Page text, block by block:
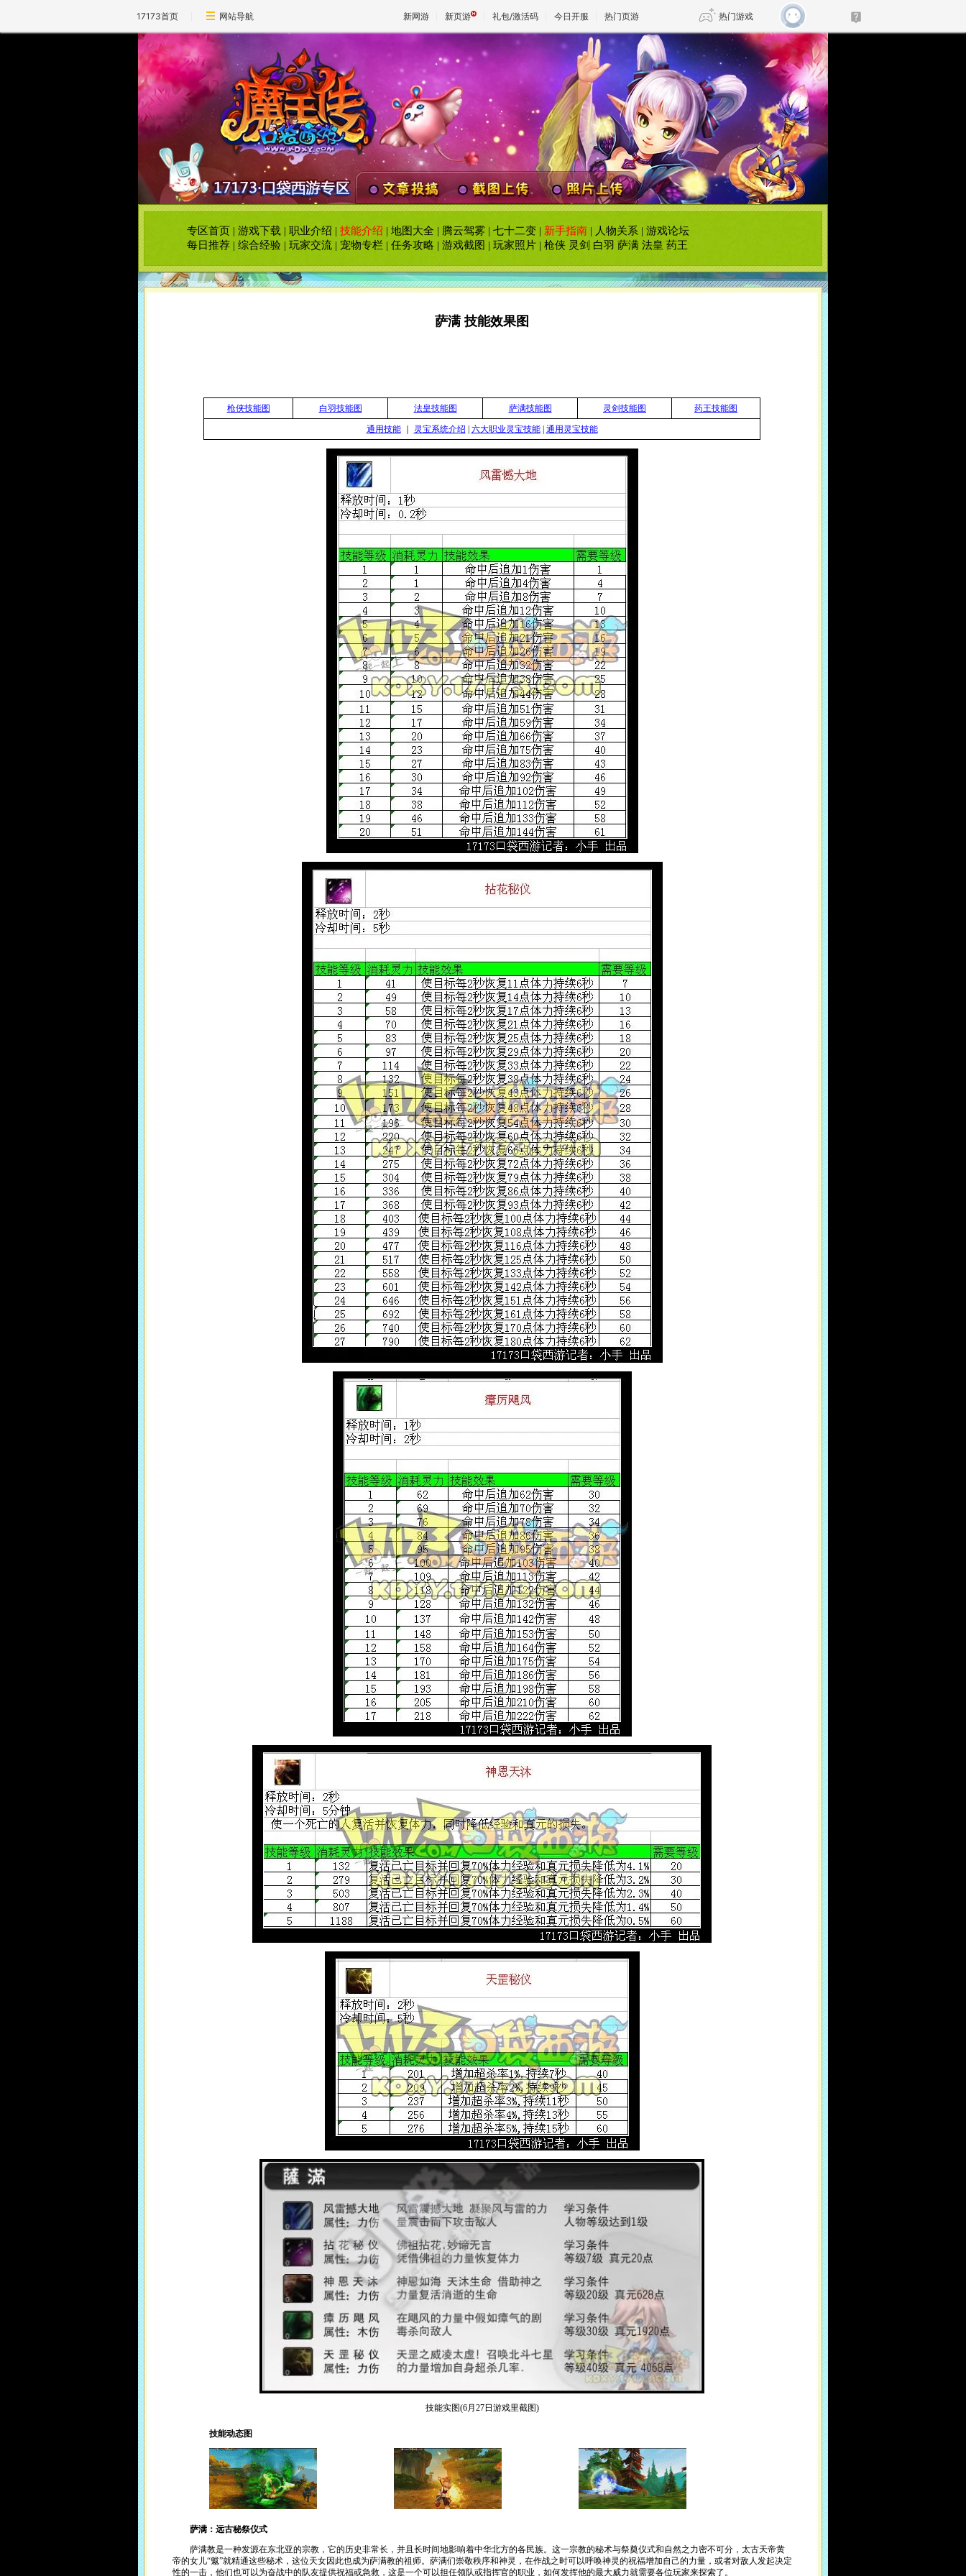
17173首页 网站导航 新网游 新页游 礼包/激活码 今日开服 热门页游 热门游戏
魔兽 DNF 传奇4
天堂 剑网3旗舰版 新天龙八部
王权与自由 诛仙世界 仙剑世界
专区首页| 游戏下载 | 职业介绍 | 技能介绍 | 地图大全 | 腾云驾雾 | 七十二变| 新手指南| 人物关系 | 游戏论坛
每日推荐| 综合经验| 玩家交流| 宠物专栏| 任务攻略 | 游戏截图 | 玩家照片| 枪侠 灵剑 白羽 萨满 法皇 药王
萨满 技能效果图
枪侠技能图 白羽技能图 法皇技能图 萨满技能图 灵剑技能图 药王技能图
通用技能｜ 灵宝系统介绍 六大职业灵宝技能| 通用灵宝技能
技能实图(6月27日游戏里截图)
技能动态图
萨满：远古秘祭仪式
萨满教是一种发源在东北亚的宗教，它的历史非常长，并且长时间地影响着中华北方的各民族。这一宗教的秘术与祭奠仪式和自然之力密不可分，太古天帝黄
帝的女儿“魃”就精通这些秘术，这位天女因此也成为萨满教的祖师。萨满们崇敬秩序和神灵，在作战之时可以呼唤神灵的祝福增加自己的力量，或者对敌人发起决定
性的一击，他们也可以为奋战中的队友提供祝福或急救，这是一个可以担任领队或指挥官的职业，如何发挥他的最大威力就需要各位玩家来探索了。